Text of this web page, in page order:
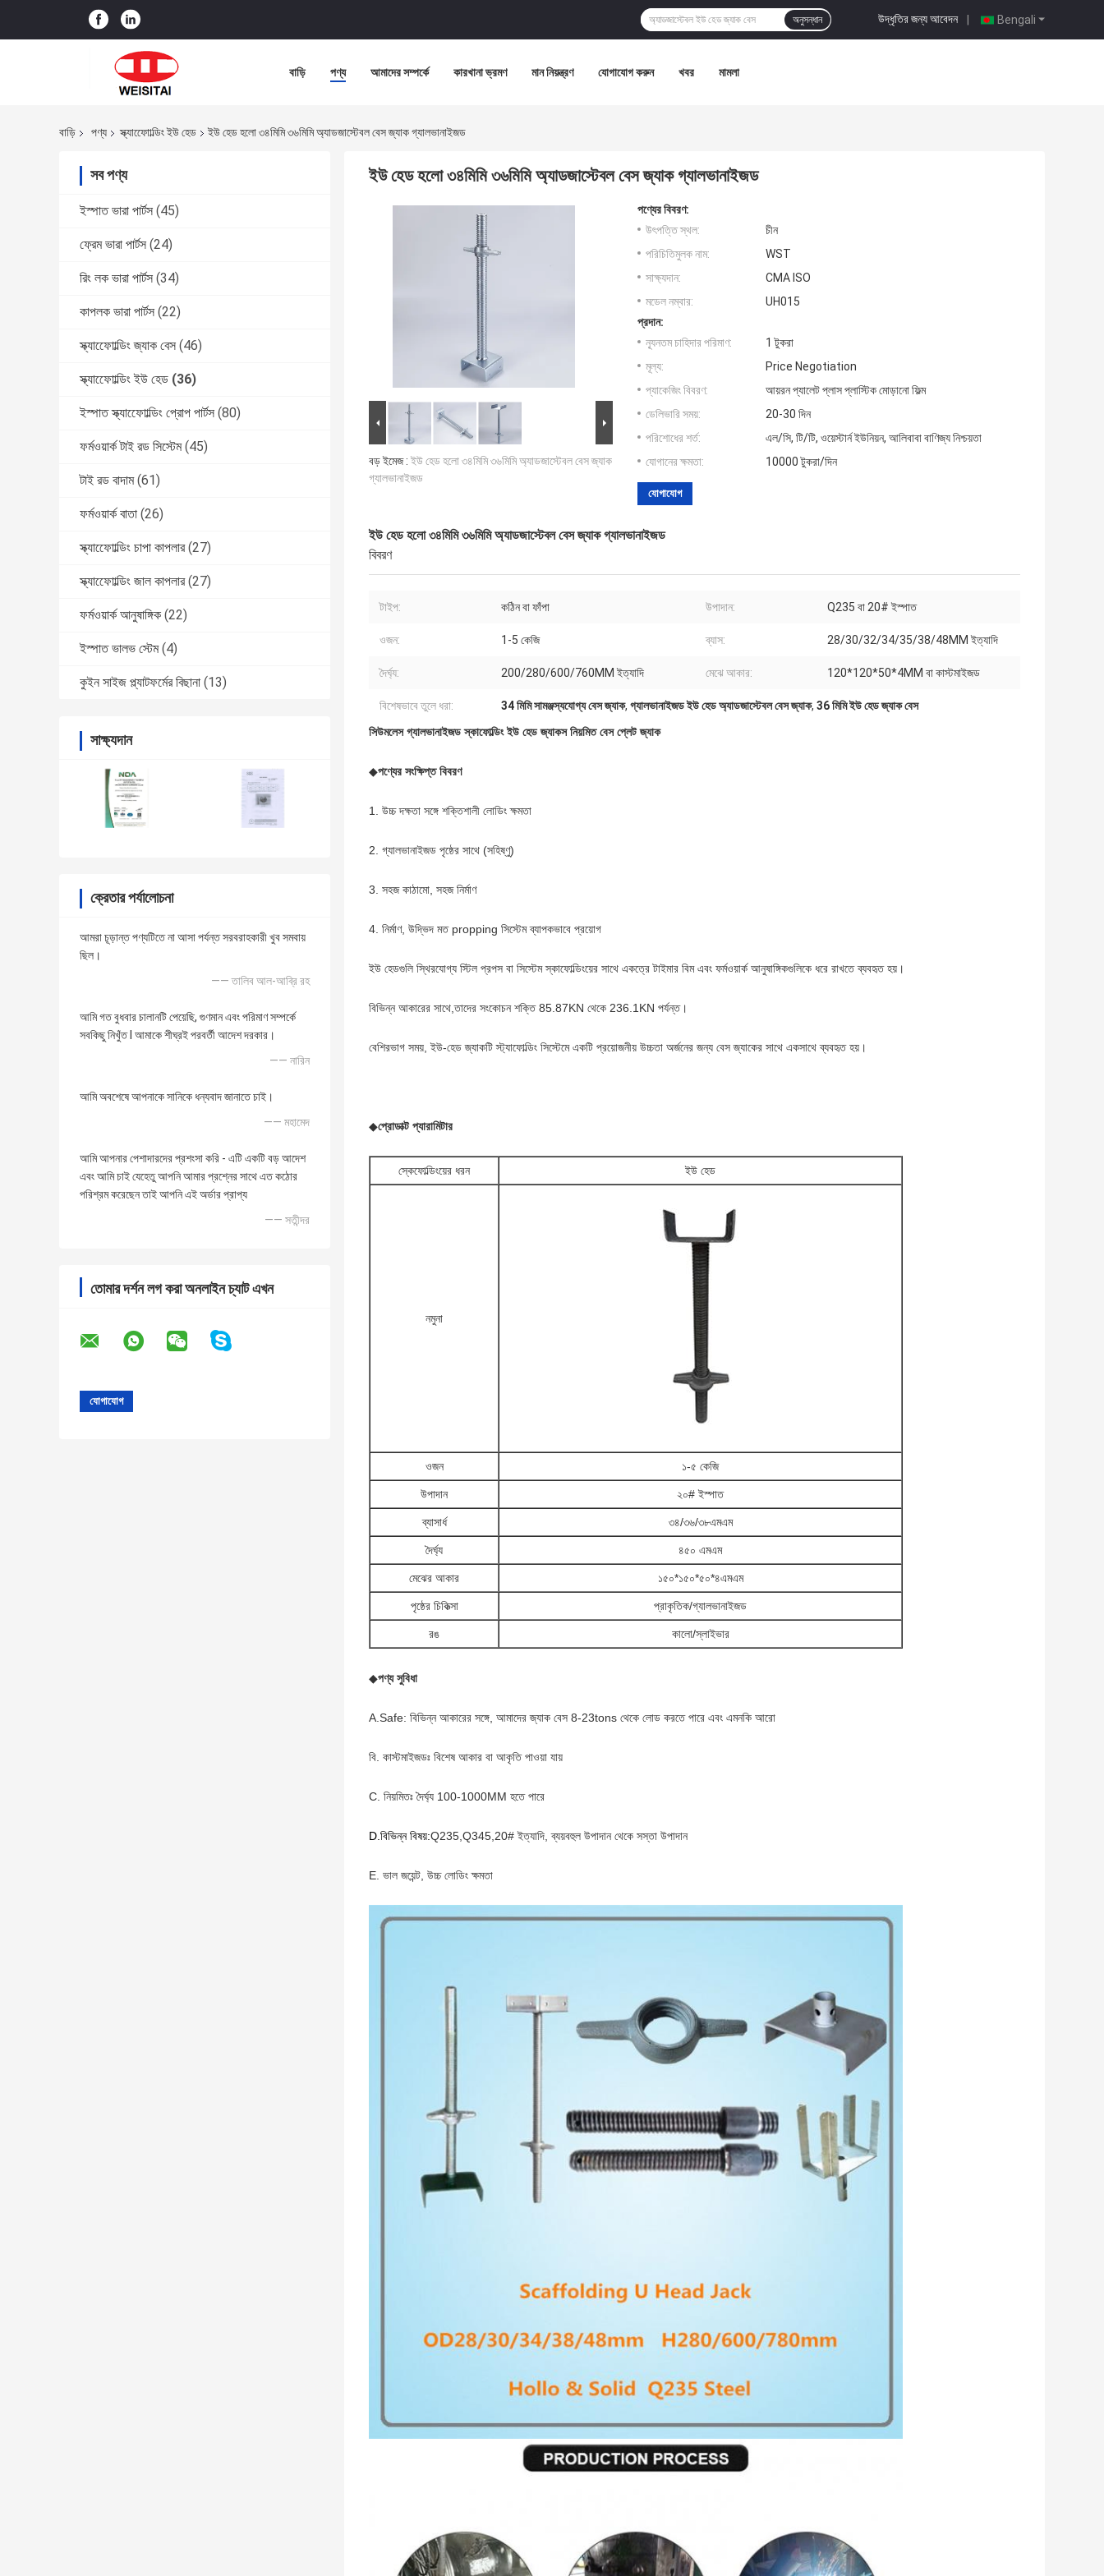
Bengali
উদ্ধৃতির জন্য আবেদন |
অনুসন্ধান
বাড়ি পণ্য আমাদের সম্পর্কে কারখানা ভ্রমণ মান নিয়ন্ত্রণ যোগাযোগ করুন খবর মামলা
বাড়ি পণ্য স্ক্যাফোোল্ডিং ইউ হেড ইউ হেড হলো ৩৪মিমি ৩৬মিমি অ্যাডজাস্টেবল বেস জ্যাক গ্যালভানাইজড
সব পণ্য
ইস্পাত ভারা পার্টস (45)
ফ্রেম ভারা পার্টস (24)
রিং লক ভারা পার্টস (34)
কাপলক ভারা পার্টস (22)
স্ক্যাফোোল্ডিং জ্যাক বেস (46)
স্ক্যাফোোল্ডিং ইউ হেড (36)
ইস্পাত স্ক্যাফোোল্ডিং প্রোপ পার্টস (80)
ফর্মওয়ার্ক টাই রড সিস্টেম (45)
টাই রড বাদাম (61)
ফর্মওয়ার্ক বাতা (26)
স্ক্যাফোোল্ডিং চাপা কাপলার (27)
স্ক্যাফোোল্ডিং জাল কাপলার (27)
ফর্মওয়ার্ক আনুষাঙ্গিক (22)
ইস্পাত ভালভ স্টেম (4)
কুইন সাইজ প্ল্যাটফর্মের বিছানা (13)
সাক্ষ্যদান
ক্রেতার পর্যালোচনা
আমরা চূড়ান্ত পণ্যটিতে না আসা পর্যন্ত সরবরাহকারী খুব সমবায়
ছিল।
—— তালিব আল-আব্রি রহ
আমি গত বুধবার চালানটি পেয়েছি, গুণমান এবং পরিমাণ সম্পর্কে
সবকিছু নিখুঁত I আমাকে শীঘ্রই পরবর্তী আদেশ দরকার।
—— নারিন
আমি অবশেষে আপনাকে সানিকে ধন্যবাদ জানাতে চাই।
—— মহামেদ
আমি আপনার পেশাদারদের প্রশংসা করি - এটি একটি বড় আদেশ
এবং আমি চাই যেহেতু আপনি আমার প্রশ্নের সাথে এত কঠোর
পরিশ্রম করেছেন তাই আপনি এই অর্ডার প্রাপ্য
—— সতীন্দর
তোমার দর্শন লগ করা অনলাইন চ্যাট এখন
ইউ হেড হলো ৩৪মিমি ৩৬মিমি অ্যাডজাস্টেবল বেস জ্যাক গ্যালভানাইজড
বড় ইমেজ : ইউ হেড হলো ৩৪মিমি ৩৬মিমি অ্যাডজাস্টেবল বেস জ্যাক
গ্যালভানাইজড
পণ্যের বিবরণ:
উৎপত্তি স্থল:
চীন
পরিচিতিমুলক নাম:
WST
সাক্ষ্যদান:
CMA ISO
মডেল নম্বার:
UH015
প্রদান:
ন্যূনতম চাহিদার পরিমাণ:
1 টুকরা
মূল্য:
Price Negotiation
প্যাকেজিং বিবরণ:
আয়রন প্যালেট প্লাস প্লাস্টিক মোড়ানো ফিল্ম
ডেলিভারি সময়:
20-30 দিন
পরিশোধের শর্ত:
এল/সি, টি/টি, ওয়েস্টার্ন ইউনিয়ন, আলিবাবা বাণিজ্য নিশ্চয়তা
যোগানের ক্ষমতা:
10000 টুকরা/দিন
যোগাযোগ
ইউ হেড হলো ৩৪মিমি ৩৬মিমি অ্যাডজাস্টেবল বেস জ্যাক গ্যালভানাইজড
বিবরণ
টাইপ: কঠিন বা ফাঁপা উপাদান: Q235 বা 20# ইস্পাত
ওজন: 1-5 কেজি ব্যাস: 28/30/32/34/35/38/48MM ইত্যাদি
দৈর্ঘ্য: 200/280/600/760MM ইত্যাদি মেঝে আকার: 120*120*50*4MM বা কাস্টমাইজড
বিশেষভাবে তুলে ধরা: 34 মিমি সামঞ্জস্যযোগ্য বেস জ্যাক, গ্যালভানাইজড ইউ হেড অ্যাডজাস্টেবল বেস জ্যাক, 36 মিমি ইউ হেড জ্যাক বেস
সিউমলেস গ্যালভানাইজড স্কাফোল্ডিং ইউ হেড জ্যাকস নিয়মিত বেস প্লেট জ্যাক
◆পণ্যের সংক্ষিপ্ত বিবরণ
1. উচ্চ দক্ষতা সঙ্গে শক্তিশালী লোডিং ক্ষমতা
2. গ্যালভানাইজড পৃষ্ঠের সাথে (সহিষ্ণু)
3. সহজ কাঠামো, সহজ নির্মাণ
4. নির্মাণ, উদ্ভিদ মত propping সিস্টেম ব্যাপকভাবে প্রয়োগ
ইউ হেডগুলি স্থিরযোগ্য স্টিল প্রপস বা সিস্টেম স্কাফোল্ডিংয়ের সাথে একত্রে টাইমার বিম এবং ফর্মওয়ার্ক আনুষাঙ্গিকগুলিকে ধরে রাখতে ব্যবহৃত হয়।
বিভিন্ন আকারের সাথে,তাদের সংকোচন শক্তি 85.87KN থেকে 236.1KN পর্যন্ত।
বেশিরভাগ সময়, ইউ-হেড জ্যাকটি স্ট্যাফোল্ডিং সিস্টেমে একটি প্রয়োজনীয় উচ্চতা অর্জনের জন্য বেস জ্যাকের সাথে একসাথে ব্যবহৃত হয়।
◆প্রোডাক্ট প্যারামিটার
স্কেফোল্ডিংয়ের ধরন ইউ হেড
নমুনা
ওজন ১-৫ কেজি
উপাদান ২০# ইস্পাত
ব্যাসার্ধ ৩৪/৩৬/৩৮এমএম
দৈর্ঘ্য ৪৫০ এমএম
মেঝের আকার ১৫০*১৫০*৫০*৪এমএম
পৃষ্ঠের চিকিত্সা প্রাকৃতিক/গ্যালভানাইজড
রঙ কালো/স্লাইভার
◆পণ্য সুবিধা
A.Safe: বিভিন্ন আকারের সঙ্গে, আমাদের জ্যাক বেস 8-23tons থেকে লোড করতে পারে এবং এমনকি আরো
বি. কাস্টমাইজডঃ বিশেষ আকার বা আকৃতি পাওয়া যায়
C. নিয়মিতঃ দৈর্ঘ্য 100-1000MM হতে পারে
D.বিভিন্ন বিষয়:Q235,Q345,20# ইত্যাদি, ব্যয়বহুল উপাদান থেকে সস্তা উপাদান
E. ভাল জয়েন্ট, উচ্চ লোডিং ক্ষমতা